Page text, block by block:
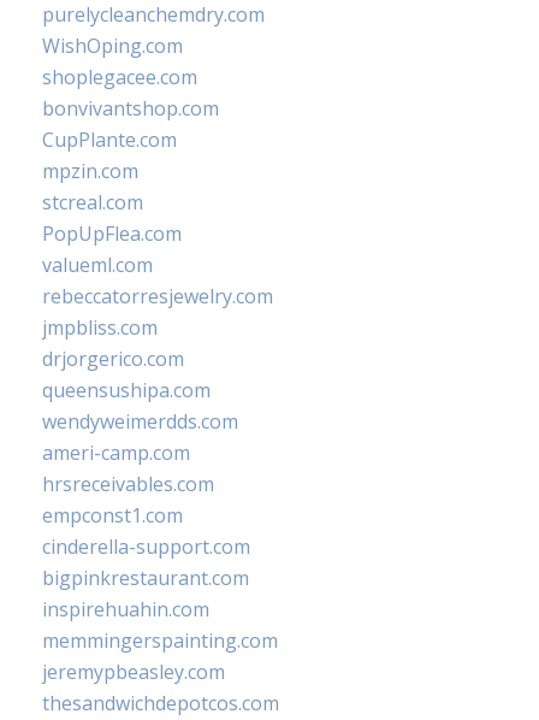
purelycleanchemdry.com
WishOping.com
shoplegacee.com
bonvivantshop.com
CupPlante.com
mpzin.com
stcreal.com
PopUpFlea.com
valueml.com
rebeccatorresjewelry.com
jmpbliss.com
drjorgerico.com
queensushipa.com
wendyweimerdds.com
ameri-camp.com
hrsreceivables.com
empconst1.com
cinderella-support.com
bigpinkrestaurant.com
inspirehuahin.com
memmingerspainting.com
jeremypbeasley.com
thesandwichdepotcos.com